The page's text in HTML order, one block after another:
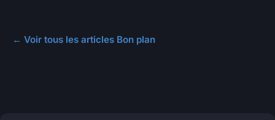
← Voir tous les articles Bon plan